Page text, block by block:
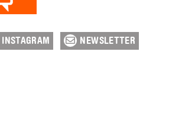
INSTAGRAM NEWSLETTER